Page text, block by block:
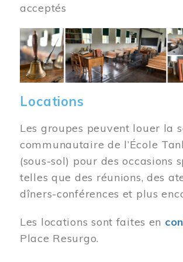
acceptés
Image
Locations
Les groupes peuvent louer la
communautaire de l’École
(sous-sol) pour des occasions
telles que des réunions, des
dîners-conférences et plus
Les locations sont faites en
Place Resurgo.